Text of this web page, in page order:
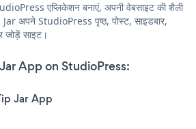
एप्लिकेशन बनाएं, अपनी वेबसाइट की शैली
अपने StudioPress पृष्ठ, पोस्ट, साइडबार,
जोड़ें साइट।
App on StudioPress:
Jar App